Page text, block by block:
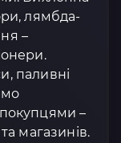
лямбда-
–
паливні
–
магазинів.